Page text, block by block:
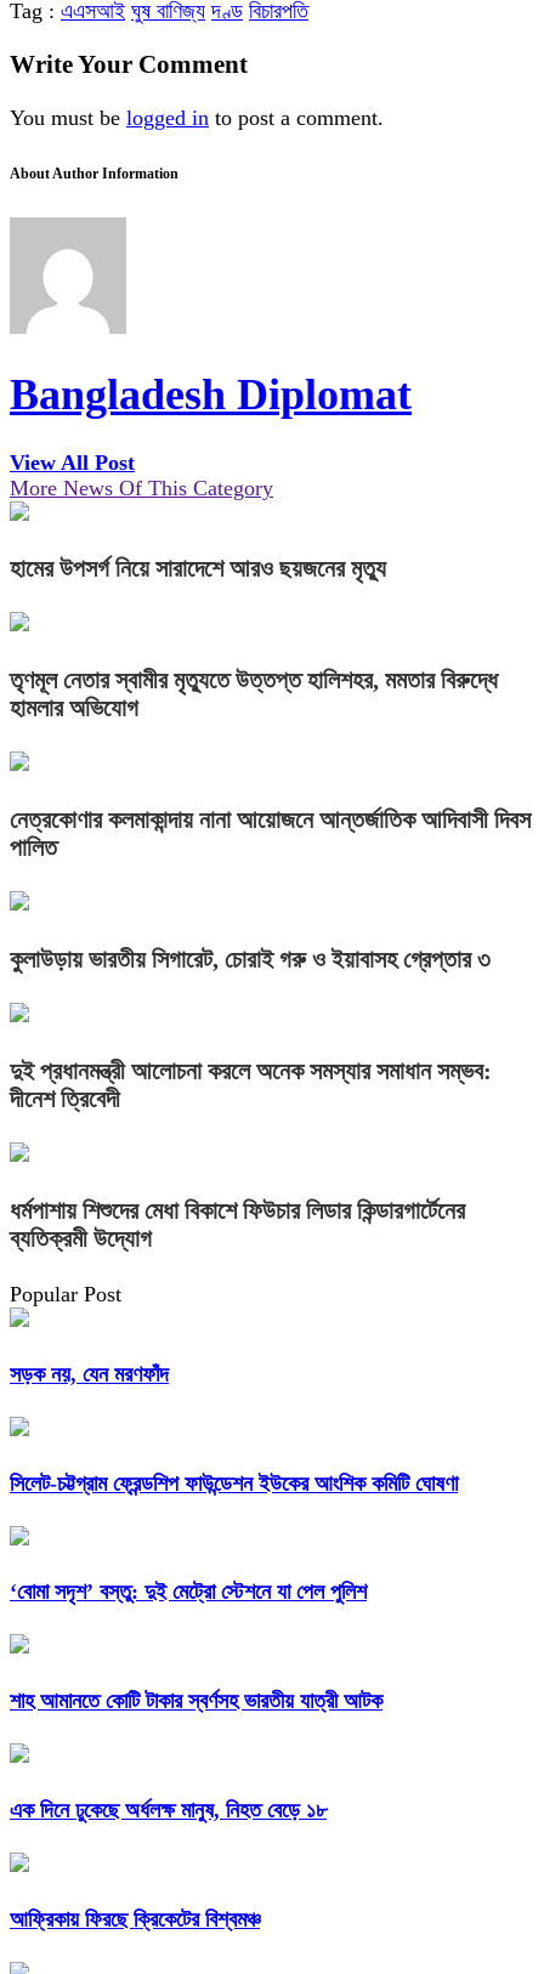
Tag : এএসআই ঘুষ বাণিজ্য দণ্ড বিচারপতি
Write Your Comment
You must be logged in to post a comment.
About Author Information
Bangladesh Diplomat
View All Post
More News Of This Category
হামের উপসর্গ নিয়ে সারাদেশে আরও ছয়জনের মৃত্যু
তৃণমূল নেতার স্বামীর মৃত্যুতে উত্তপ্ত হালিশহর, মমতার বিরুদ্ধে
হামলার অভিযোগ
নেত্রকোণার কলমাকান্দায় নানা আয়োজনে আন্তর্জাতিক আদিবাসী দিবস
পালিত
কুলাউড়ায় ভারতীয় সিগারেট, চোরাই গরু ও ইয়াবাসহ গ্রেপ্তার ৩
দুই প্রধানমন্ত্রী আলোচনা করলে অনেক সমস্যার সমাধান সম্ভব:
দীনেশ ত্রিবেদী
ধর্মপাশায় শিশুদের মেধা বিকাশে ফিউচার লিডার কিন্ডারগার্টেনের
ব্যতিক্রমী উদ্যোগ
Popular Post
সড়ক নয়, যেন মরণফাঁদ
সিলেট-চট্টগ্রাম ফ্রেন্ডশিপ ফাউন্ডেশন ইউকের আংশিক কমিটি ঘোষণা
‘বোমা সদৃশ’ বস্তু: দুই মেট্রো স্টেশনে যা পেল পুলিশ
শাহ আমানতে কোটি টাকার স্বর্ণসহ ভারতীয় যাত্রী আটক
এক দিনে ঢুকেছে অর্ধলক্ষ মানুষ, নিহত বেড়ে ১৮
আফ্রিকায় ফিরছে ক্রিকেটের বিশ্বমঞ্চ